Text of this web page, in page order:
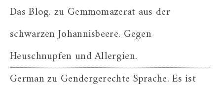
Das Blog. zu Gemmomazerat aus der
schwarzen Johannisbeere. Gegen
Heuschnupfen und Allergien.
Germanzu Gendergerechte Sprache. Es ist